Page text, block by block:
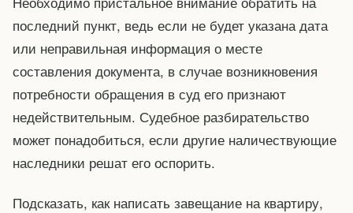
последний пункт, ведь если не будет указана дата
или неправильная информация о месте
составления документа, в случае возникновения
потребности обращения в суд его признают
недействительным. Судебное разбирательство
может понадобиться, если другие наличествующие
наследники решат его оспорить.
Подсказать, как написать завещание на квартиру,